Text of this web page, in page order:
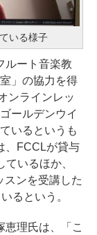
いる様子
ルート音楽教
」の協力を得
ンラインレッ
ールデンウイ
いるというも
、FCCLが貸与
いるほか、
スンを受講した
るという。
理氏は、「こ